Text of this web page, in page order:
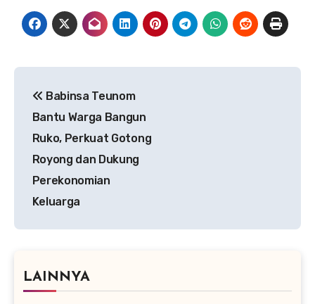
pos
Babinsa Teunom
Bantu Warga Bangun
Ruko, Perkuat Gotong
Royong dan Dukung
Perekonomian
Keluarga
LAINNYA